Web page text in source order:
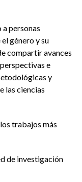
personas
género y su
compartir avances
e
y
las ciencias
trabajos más
de investigación